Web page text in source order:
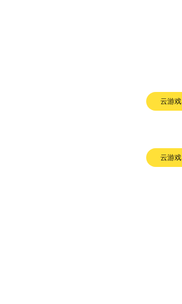
云游戏
云游戏